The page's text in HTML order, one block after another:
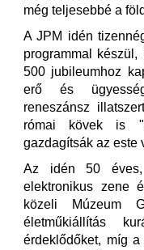
még teljesebbé a
A JPM idén
programmal
500 jubileumhoz
erő és
reneszánsz
római kövek is
gazdagítsák az este
Az idén 50 éves,
elektronikus zene
közeli Múzeum
életműkiállítás
érdeklődőket, míg